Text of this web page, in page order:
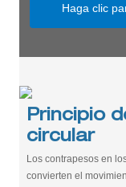
Haga clic
Principio
circular
Los contrapesos en
convierten el